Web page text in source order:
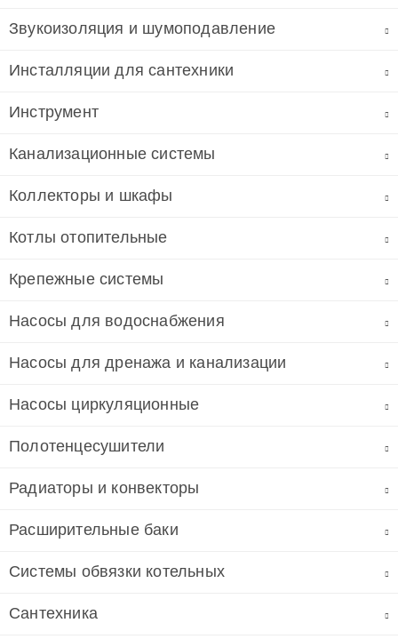
Звукоизоляция и шумоподавление
Инсталляции для сантехники
Инструмент
Канализационные системы
Коллекторы и шкафы
Котлы отопительные
Крепежные системы
Насосы для водоснабжения
Насосы для дренажа и канализации
Насосы циркуляционные
Полотенцесушители
Радиаторы и конвекторы
Расширительные баки
Системы обвязки котельных
Сантехника